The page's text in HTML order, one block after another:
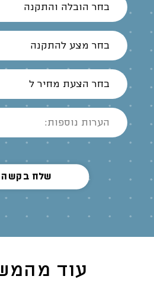
בחר הובלה והתקנה
בחר מצע להתקנה
בחר הצעת מחיר ל
שלח בקשה
עוד